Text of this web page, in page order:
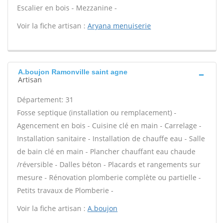
Escalier en bois - Mezzanine -
Voir la fiche artisan : Aryana menuiserie
A.boujon Ramonville saint agne
Artisan
Département: 31
Fosse septique (installation ou remplacement) -
Agencement en bois - Cuisine clé en main - Carrelage -
Installation sanitaire - Installation de chauffe eau - Salle
de bain clé en main - Plancher chauffant eau chaude
/réversible - Dalles béton - Placards et rangements sur
mesure - Rénovation plomberie complète ou partielle -
Petits travaux de Plomberie -
Voir la fiche artisan : A.boujon